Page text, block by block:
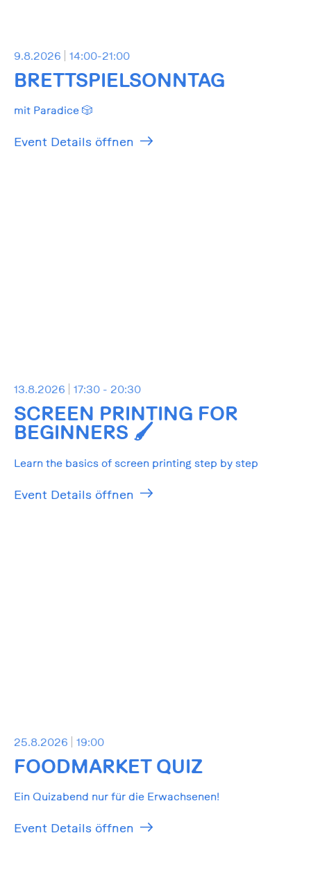
9.8.2026 14:00-21:00
BRETTSPIELSONNTAG
mit Paradice 🎲
Event Details öffnen
13.8.2026 17:30 - 20:30
SCREEN PRINTING FOR
BEGINNERS 🖌️
Learn the basics of screen printing step by step
Event Details öffnen
25.8.2026 19:00
FOODMARKET QUIZ
Ein Quizabend nur für die Erwachsenen!
Event Details öffnen